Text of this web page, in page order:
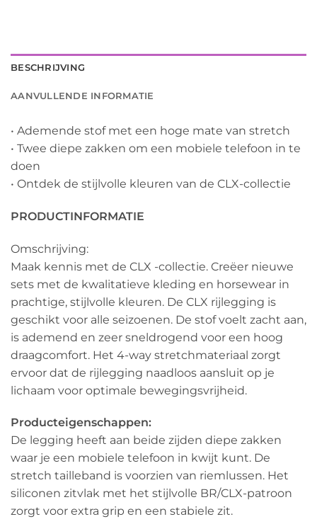
BESCHRIJVING
AANVULLENDE INFORMATIE
• Ademende stof met een hoge mate van stretch
• Twee diepe zakken om een mobiele telefoon in te
doen
• Ontdek de stijlvolle kleuren van de CLX-collectie
PRODUCTINFORMATIE
Omschrijving:
Maak kennis met de CLX -collectie. Creëer nieuwe
sets met de kwalitatieve kleding en horsewear in
prachtige, stijlvolle kleuren. De CLX rijlegging is
geschikt voor alle seizoenen. De stof voelt zacht aan,
is ademend en zeer sneldrogend voor een hoog
draagcomfort. Het 4-way stretchmateriaal zorgt
ervoor dat de rijlegging naadloos aansluit op je
lichaam voor optimale bewegingsvrijheid.
Producteigenschappen:
De legging heeft aan beide zijden diepe zakken
waar je een mobiele telefoon in kwijt kunt. De
stretch tailleband is voorzien van riemlussen. Het
siliconen zitvlak met het stijlvolle BR/CLX-patroon
zorgt voor extra grip en een stabiele zit.